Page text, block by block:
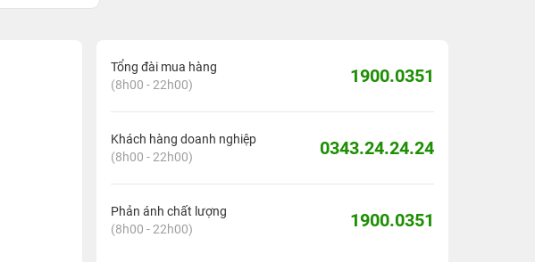
Tổng đài mua hàng
(8h00 - 22h00)
1900.0351
Khách hàng doanh nghiệp
(8h00 - 22h00)
0343.24.24.24
Phản ánh chất lượng
(8h00 - 22h00)
1900.0351